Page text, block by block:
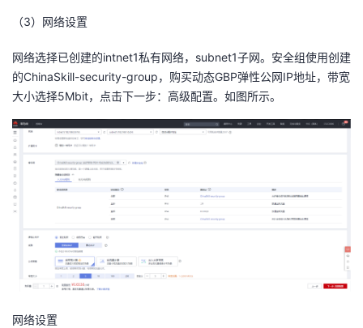
（3） 网络设置
网络选择已创建的intnet1私有网络，subnet1子网。安全组使用创建
的ChinaSkill-security-group，购买动态GBP弹性公网IP地址，带宽
大小选择5Mbit，点击下一步：高级配置。如图所示。
网络设置